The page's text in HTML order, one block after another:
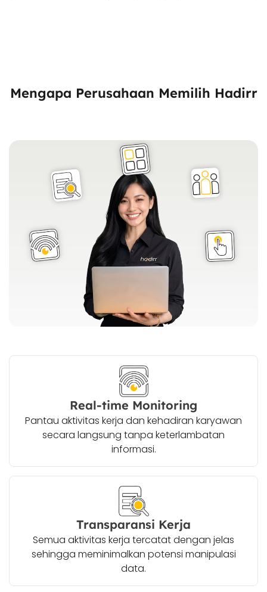
Mengapa Perusahaan Memilih Hadirr
Real-time Monitoring
Pantau aktivitas kerja dan kehadiran karyawan
secara langsung tanpa keterlambatan
informasi.
Transparansi Kerja
Semua aktivitas kerja tercatat dengan jelas
sehingga meminimalkan potensi manipulasi
data.